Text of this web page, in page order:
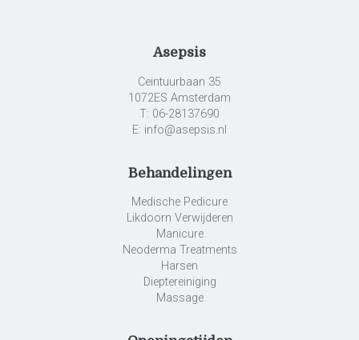
Asepsis
Ceintuurbaan 35
1072ES Amsterdam
T: 06-28137690
E: info@asepsis.nl
Behandelingen
Medische Pedicure
Likdoorn Verwijderen
Manicure
Neoderma Treatments
Harsen
Dieptereiniging
Massage